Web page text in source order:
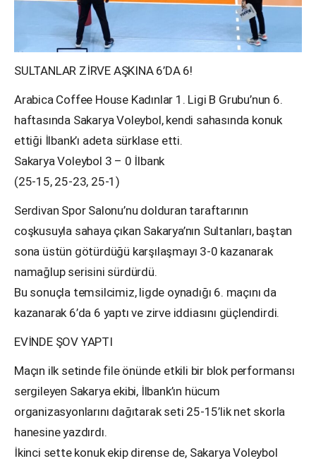
SULTANLAR ZİRVE AŞKINA 6’DA 6!
Arabica Coffee House Kadınlar 1. Ligi B Grubu’nun 6.
haftasında Sakarya Voleybol, kendi sahasında konuk
ettiği İlbank’ı adeta sürklase etti.
Sakarya Voleybol 3 – 0 İlbank
(25-15, 25-23, 25-1)
Serdivan Spor Salonu’nu dolduran taraftarının
coşkusuyla sahaya çıkan Sakarya’nın Sultanları, baştan
sona üstün götürdüğü karşılaşmayı 3-0 kazanarak
namağlup serisini sürdürdü.
Bu sonuçla temsilcimiz, ligde oynadığı 6. maçını da
kazanarak 6’da 6 yaptı ve zirve iddiasını güçlendirdi.
EVİNDE ŞOV YAPTI
Maçın ilk setinde file önünde etkili bir blok performansı
sergileyen Sakarya ekibi, İlbank’ın hücum
organizasyonlarını dağıtarak seti 25-15’lik net skorla
hanesine yazdırdı.
İkinci sette konuk ekip dirense de, Sakarya Voleybol